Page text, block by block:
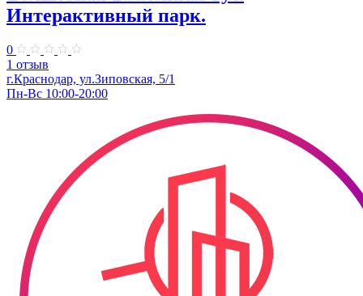
Интерактивный парк.
0
1 отзыв
г.Краснодар, ул.Зиповская, 5/1
Пн-Вс 10:00-20:00